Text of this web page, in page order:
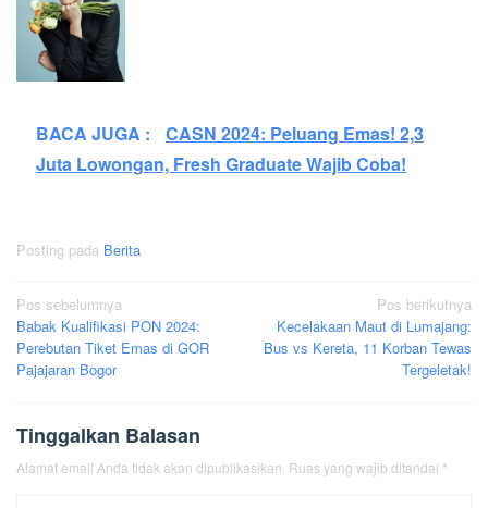
BACA JUGA :
CASN 2024: Peluang Emas! 2,3
Juta Lowongan, Fresh Graduate Wajib Coba!
Posting pada Berita
Navigasi
pos
Pos sebelumnya
Babak Kualifikasi PON 2024:
Perebutan Tiket Emas di GOR
Pajajaran Bogor
Pos berikutnya
Kecelakaan Maut di Lumajang:
Bus vs Kereta, 11 Korban Tewas
Tergeletak!
Tinggalkan Balasan
Alamat email Anda tidak akan dipublikasikan. Ruas yang wajib ditandai *